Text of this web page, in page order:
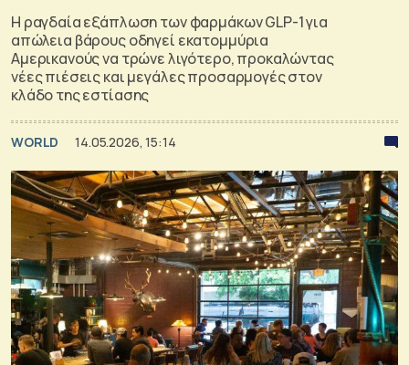
Η ραγδαία εξάπλωση των φαρμάκων GLP-1 για
απώλεια βάρους οδηγεί εκατομμύρια
Αμερικανούς να τρώνε λιγότερο, προκαλώντας
νέες πιέσεις και μεγάλες προσαρμογές στον
κλάδο της εστίασης
WORLD 14.05.2026, 15:14